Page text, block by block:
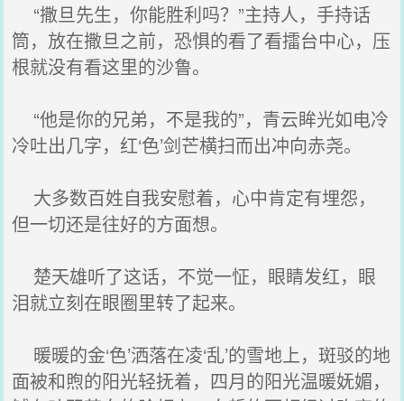
“撒旦先生，你能胜利吗？”主持人，手持话
筒，放在撒旦之前，恐惧的看了看擂台中心，压
根就没有看这里的沙鲁。
“他是你的兄弟，不是我的”，青云眸光如电冷
冷吐出几字，红‘色’剑芒横扫而出冲向赤尧。
大多数百姓自我安慰着，心中肯定有埋怨，
但一切还是往好的方面想。
楚天雄听了这话，不觉一怔，眼睛发红，眼
泪就立刻在眼圈里转了起来。
暖暖的金‘色’洒落在凌‘乱’的雪地上，斑驳的地
面被和煦的阳光轻抚着，四月的阳光温暖妩媚，